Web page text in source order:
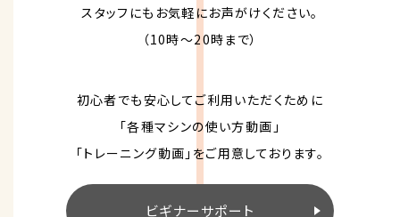
スタッフにもお気軽にお声がけください。
（10時～20時まで）
初心者でも安心してご利用いただくために
「各種マシンの使い方動画」
「トレーニング動画」をご用意しております。
ビギナーサポート